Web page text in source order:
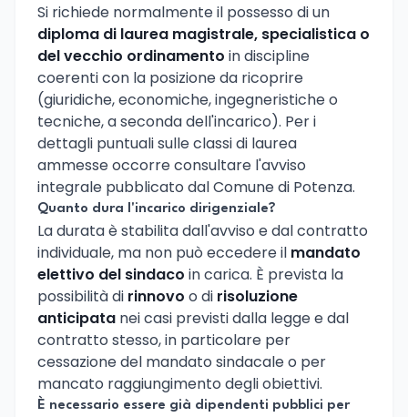
Si richiede normalmente il possesso di un
diploma di laurea magistrale, specialistica o
del vecchio ordinamento in discipline
coerenti con la posizione da ricoprire
(giuridiche, economiche, ingegneristiche o
tecniche, a seconda dell'incarico). Per i
dettagli puntuali sulle classi di laurea
ammesse occorre consultare l'avviso
integrale pubblicato dal Comune di Potenza.
Quanto dura l'incarico dirigenziale?
La durata è stabilita dall'avviso e dal contratto
individuale, ma non può eccedere il mandato
elettivo del sindaco in carica. È prevista la
possibilità di rinnovo o di risoluzione
anticipata nei casi previsti dalla legge e dal
contratto stesso, in particolare per
cessazione del mandato sindacale o per
mancato raggiungimento degli obiettivi.
È necessario essere già dipendenti pubblici per